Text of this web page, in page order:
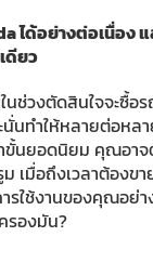
ได้อย่างต่อเนื่อง
ดียว
นช่วงตัดสินใจจะซื้
นทำให้หลายต่อหล
ขั้นยอดนิยม คุณอา
เมื่อถึงเวลาต้องข
ใช้งานของคุณอย่า
รองมัน?